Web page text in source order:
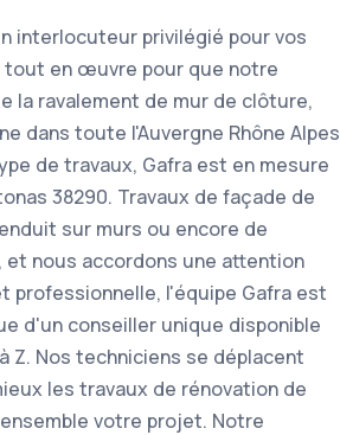
interlocuteur privilégié pour vos
tout en œuvre pour que notre
la ravalement de mur de clôture,
dans toute l'Auvergne Rhône Alpes
de travaux, Gafra est en mesure
38290. Travaux de façade de
sur murs ou encore de
et nous accordons une attention
professionnelle, l'équipe Gafra est
d'un conseiller unique disponible
Z. Nos techniciens se déplacent
les travaux de rénovation de
votre projet. Notre